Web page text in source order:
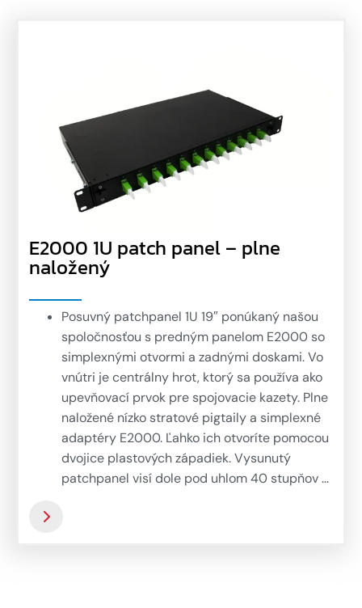
E2000 1U patch panel – plne
naložený
Posuvný patchpanel 1U 19″ ponúkaný našou
spoločnosťou s predným panelom E2000 so
simplexnými otvormi a zadnými doskami. Vo
vnútri je centrálny hrot, ktorý sa používa ako
upevňovací prvok pre spojovacie kazety. Plne
naložené nízko stratové pigtaily a simplexné
adaptéry E2000. Ľahko ich otvoríte pomocou
dvojice plastových západiek. Vysunutý
patchpanel visí dole pod uhlom 40 stupňov a